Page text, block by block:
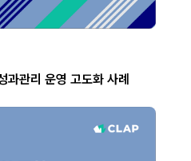
과관리 운영 고도화 사례